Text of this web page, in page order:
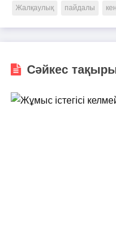
Жалқаулық пайдалы
Сәйкес